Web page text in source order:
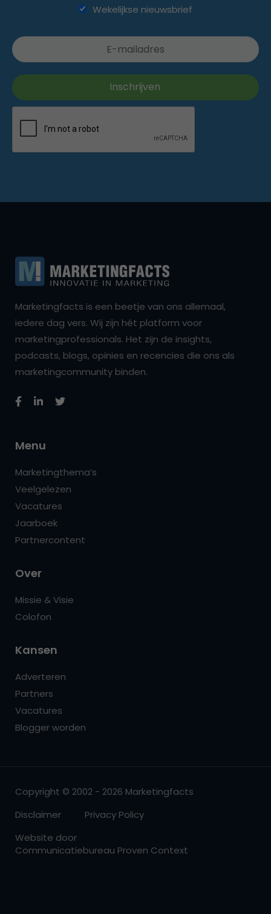
Wekelijkse nieuwsbrief
Marketingfacts is een beetje van ons allemaal,
iedere dag vers. Wij zijn hét platform voor
marketingprofessionals. Het zijn de insights,
podcasts, blogs, opinies en recencies die ons als
marketingcommunity binden.
Menu
Marketingthema’s
Veelgelezen
Vacatures
Jaarboek
Partnercontent
Over
Missie & Visie
Colofon
Kansen
Adverteren
Partners
Vacatures
Blogger worden
Copyright © 2002 - 2026 Marketingfacts
Disclaimer
Privacy Policy
Website door
Communicatiebureau Proven Context